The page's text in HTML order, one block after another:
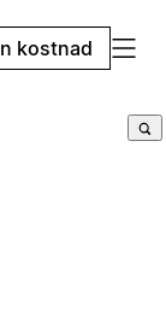
kostnad